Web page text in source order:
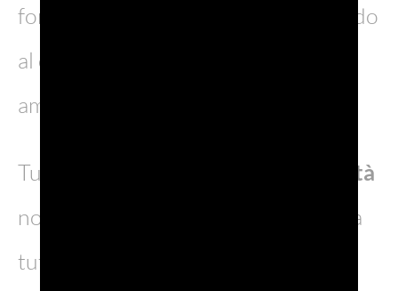
fonti di valore economico, rafforzando
al contempo la resilienza sociale e
ambientale.
Tuttavia, si manifestano delle criticità
non indifferenti a riguardo, prima fra
tutte la necessità di personale